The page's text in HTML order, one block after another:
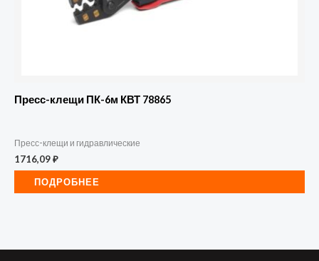
Пресс-клещи ПК-6м КВТ 78865
Пресс-клещи и гидравлические
1716,09₽
ПОДРОБНЕЕ